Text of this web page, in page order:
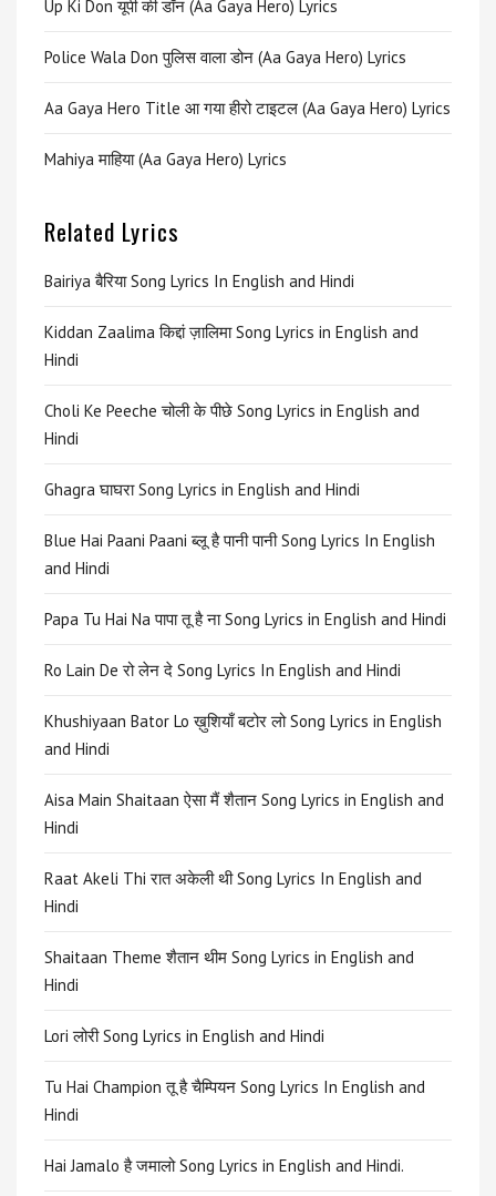
Up Ki Don यूपी की डॉन (Aa Gaya Hero) Lyrics
Police Wala Don पुलिस वाला डोन (Aa Gaya Hero) Lyrics
Aa Gaya Hero Title आ गया हीरो टाइटल (Aa Gaya Hero) Lyrics
Mahiya माहिया (Aa Gaya Hero) Lyrics
Related Lyrics
Bairiya बैरिया Song Lyrics In English and Hindi
Kiddan Zaalima किद्दां ज़ालिमा Song Lyrics in English and
Hindi
Choli Ke Peeche चोली के पीछे Song Lyrics in English and
Hindi
Ghagra घाघरा Song Lyrics in English and Hindi
Blue Hai Paani Paani ब्लू है पानी पानी Song Lyrics In English
and Hindi
Papa Tu Hai Na पापा तू है ना Song Lyrics in English and Hindi
Ro Lain De रो लेन दे Song Lyrics In English and Hindi
Khushiyaan Bator Lo ख़ुशियाँ बटोर लो Song Lyrics in English
and Hindi
Aisa Main Shaitaan ऐसा मैं शैतान Song Lyrics in English and
Hindi
Raat Akeli Thi रात अकेली थी Song Lyrics In English and
Hindi
Shaitaan Theme शैतान थीम Song Lyrics in English and
Hindi
Lori लोरी Song Lyrics in English and Hindi
Tu Hai Champion तू है चैम्पियन Song Lyrics In English and
Hindi
Hai Jamalo है जमालो Song Lyrics in English and Hindi.